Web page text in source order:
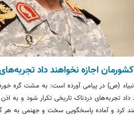
اجازه نخواهند داد
(ص) در پیامی آورده است: به مشت گره
تجربه‌های دردناک تاریخی تکرار شود و به اذن
کرد و آماده پاسخگویی سخت و جهنمی به هر